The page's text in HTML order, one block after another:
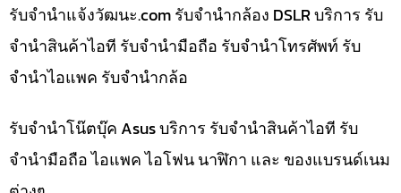
รับจํานําแจ้งวัฒนะ.com รับจำนำกล้อง DSLR บริการ รับ
จำนำสินค้าไอที รับจำนำมือถือ รับจำนำโทรศัพท์ รับ
จำนำไอแพค รับจำนำกล้อ
รับจำนำโน๊ตบุ๊ค Asus บริการ รับจำนำสินค้าไอที รับ
จำนำมือถือ ไอแพค ไอโฟน นาฬิกา และ ของแบรนด์เนม